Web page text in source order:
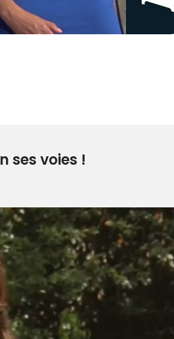
ses voies !